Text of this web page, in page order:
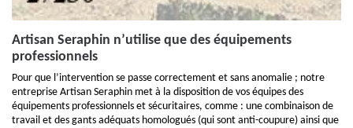
Artisan Seraphin n’utilise que des équipements
professionnels
Pour que l’intervention se passe correctement et sans anomalie ; notre
entreprise Artisan Seraphin met à la disposition de vos équipes des
équipements professionnels et sécuritaires, comme : une combinaison de
travail et des gants adéquats homologués (qui sont anti-coupure) ainsi que